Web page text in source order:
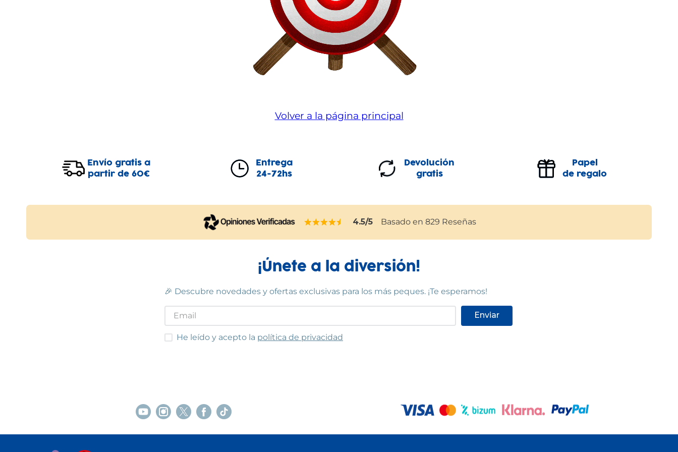
Volver a la página principal
Envío gratis a
partir de 60€
Entrega
24-72hs
Devolución
gratis
Papel
de regalo
4.5/5 Basado en 829 Reseñas
¡Únete a la diversión!
🎉 Descubre novedades y ofertas exclusivas para los más peques. ¡Te esperamos!
Enviar
He leído y acepto las condiciones
He leído y acepto la política de privacidad